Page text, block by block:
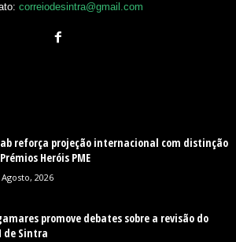
correiodesintra@gmail.com
reforça projeção internacional com distinção
Heróis PME
2026
promove debates sobre a revisão do
de Sintra